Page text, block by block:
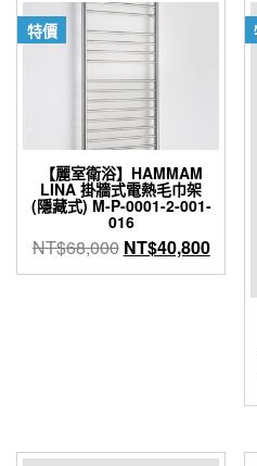
特價
【麗室衛浴】HAMMAM
LINA 掛牆式電熱毛巾架
(隱藏式) M-P-0001-2-001-
016
NT$68,000 原
始
NT$40,800目
前